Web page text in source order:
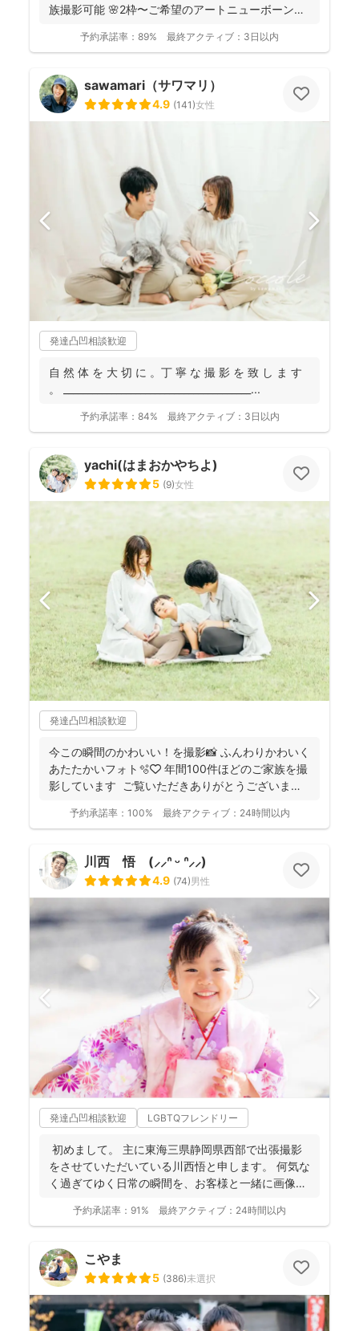
族撮影可能 🌸2枠〜ご希望のアートニューボーンフ
予約承諾率： 89% 最終アクティブ： 3日以内
sawamari（サワマリ）
4.9 (141)女性
発達凸凹相談歓迎
自 然 体 を 大 切 に 。丁 寧 な 撮 影 を 致 し ま す
。 _______________________________________...
予約承諾率： 84% 最終アクティブ： 3日以内
yachi(はまおかやちよ)
5 (9)女性
発達凸凹相談歓迎
今この瞬間のかわいい！を撮影📸 ふんわりかわいく
あたたかいフォト🫧🤍 年間100件ほどのご家族を撮
影しています ご覧いただきありがとうございま
予約承諾率： 100% 最終アクティブ： 24時間以内
川西 悟 (⸝⸝ᐢ ᵕ ᐢ⸝⸝)
4.9 (74)男性
発達凸凹相談歓迎 LGBTQフレンドリー
初めまして。 主に東海三県静岡県西部で出張撮影
をさせていただいている川西悟と申します。 何気な
く過ぎてゆく日常の瞬間を、お客様と一緒に画像と
予約承諾率： 91% 最終アクティブ： 24時間以内
こやま
5 (386)未選択